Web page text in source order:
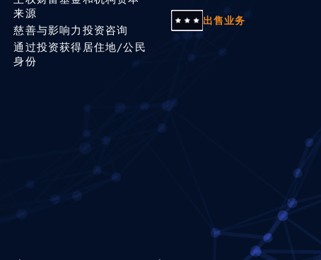
来源
慈善与影响力投资咨询
通过投资获得居住地/公民
身份
出售业务